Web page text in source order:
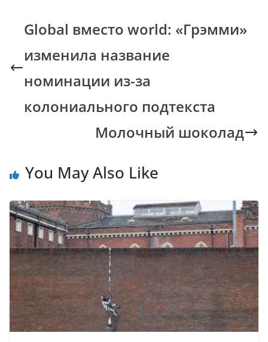
b
o
o
k
s
A
p
p
y
Li
n
k
gr
a
m
Global вместо world: «Грэмми»
изменила название
номинации из-за
колониального подтекста
Молочный шоколад
You May Also Like